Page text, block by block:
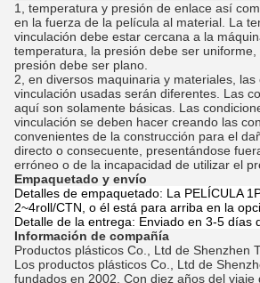
1, temperatura y presión de enlace así
en la fuerza de la película al material. La
vinculación debe estar cercana a la
temperatura, la presión debe ser
presión debe ser plano.
2, en diversos maquinaria y materiales, las
vinculación usadas serán diferentes. Las
aquí son solamente básicas. Las
vinculación se deben hacer creando las
convenientes de la construcción para el
directo o consecuente, presentándose
erróneo o de la incapacidad de utilizar el
Empaquetado y envío
Detalles de empaquetado: La PELÍCULA
2~4roll/CTN, o él está para arriba en la
Detalle de la entrega: Enviado en 3-5 días
Información de compañía
Productos plásticos Co., Ltd de Shenzhen
Los productos plásticos Co., Ltd de
fundados en 2002. Con diez años del viaje